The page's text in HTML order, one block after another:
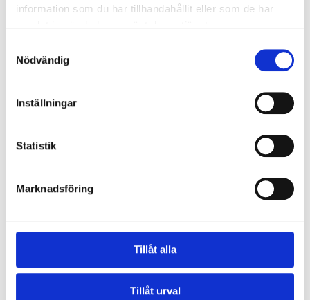
information som du har tillhandahållit eller som de har
Nödvändig
Inställningar
Statistik
Marknadsföring
Tillåt alla
Tillåt urval
3 dl
Strösocker
1 tsk
Sätt ugnen på 150 grader.
Steg 2
Vispa smör, vaniljsocker, socker och lakritsgranulat
poröst. Stöd saffranet i lite socker. Vänd ner detta
tillsammans med oljan. Vispa ner i smöret. Blanda